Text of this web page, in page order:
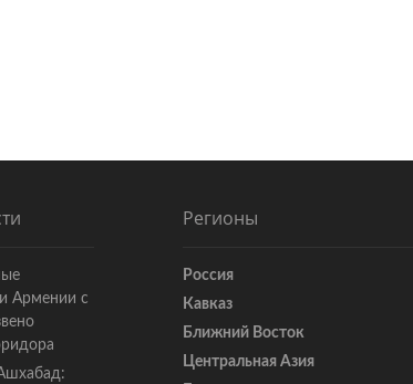
Армении с
Регионы
Россия
Кавказ
Ближний Восток
Центральная Азия